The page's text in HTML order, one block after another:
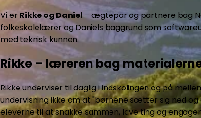
Vi er Rikke og Daniel– ægtepar og partnere bag
folkeskolelærer og Daniels baggrund som
med teknisk kunnen.
Rikke – læreren bag
Rikke underviser til daglig i indskolingen og på
undervisning ikke om at "børnene sætter sig ned
eleverne til at snakke sammen, lave ting og